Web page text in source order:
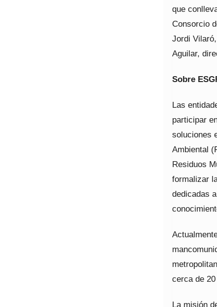
que
Consorcio
Jordi
Aguilar,
Sobre
Las
participar
soluciones
Ambiental
Residuos
formalizar
dedicadas
cerca de
La misión